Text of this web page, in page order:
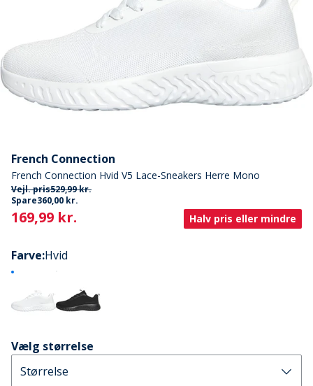
French Connection
French Connection Hvid V5 Lace-Sneakers Herre Mono
Vejl. pris529,99 kr.
Spare360,00 kr.
Current
169,99 kr. Halv pris eller mindre
Farve:Hvid
Vælg størrelse